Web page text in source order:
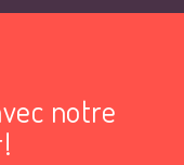
notre